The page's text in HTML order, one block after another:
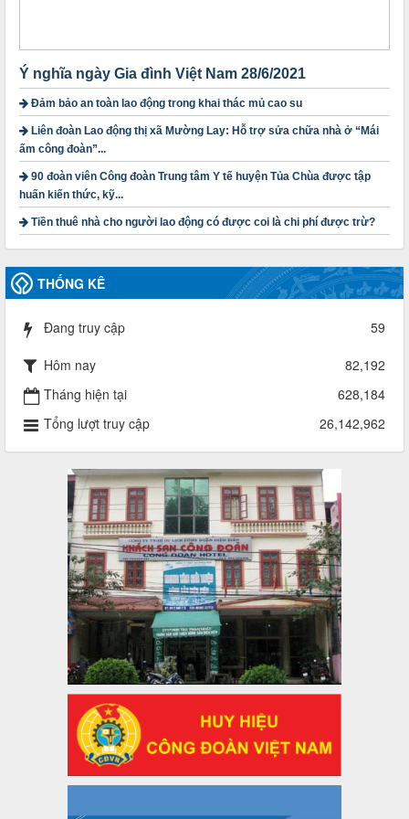
Công văn hướng dẫn công tác quả lý tài chính, tài sản công
đoàn khi đơn vị sát nhập, chấm dứt hoạt động
Thời gian đăng: 13/04/2025
lượt xem: 2009 | lượt tải:724
60/TB-LĐLĐ
Thông báo công khai dự toán thu, chi tài chính công đoàn
LĐLĐ tỉnh Điện Biên năm 2025
Thời gian đăng: 28/04/2025
lượt xem: 826 | lượt tải:287
485/QĐ-LĐLĐ
Quyết định về việc công bố công khai quyết toán ngân sách
nhà nước năm 2024
lượt xem: 923 | lượt tải:261
Công văn số 2930/TLĐ-TC, ngày 31/12/2024 của Tổng
LĐLĐ Việt Nam về việc quy định tỷ lệ phân phối tự động
KPCĐ 2% qua tài khoản Công đoàn Việt Nam về các cấp
Công đoàn năm 2025
lượt xem: 1068 | lượt tải:439
47-TTCĐ/BTGTU
Thông tin chuyên đề: Một số nôi dung về sắp xếp tổ chức bộ
máy của hệ thống chính trị tinh gọn, hoạt động hiệu lực, hiệu
Thời gian đăng: 25/12/2024
lượt xem: 1228 | lượt tải:342
37/HD-TLĐ
Hướng dẫn Công đoàn với việc tổ chức và hoạt động của
Ban Thanh tra Nhân dân
Thời gian đăng: 27/12/2024
lượt xem: 4957 | lượt tải:1358
35/HD-TLĐ
Hướng dẫn thực hiện một số nội dung chi liên quan đến
công tác kiểm tra, giám sát tại Công đoàn cơ sở
Thời gian đăng: 27/12/2024
lượt xem: 2082 | lượt tải:513
Luật Công đoàn 2024
Ý nghĩa ngày Gia đình Việt Nam 28/6/2021
Đảm bảo an toàn lao động trong khai thác mủ cao su
Liên đoàn Lao động thị xã Mường Lay: Hỗ trợ sửa chữa nhà ở “Mái
ấm công đoàn”...
90 đoàn viên Công đoàn Trung tâm Y tế huyện Tủa Chùa được tập
huấn kiến thức, kỹ...
Tiền thuê nhà cho người lao động có được coi là chi phí được trừ?
THỐNG KÊ
Đang truy cập 59
Hôm nay
82,192
Tháng hiện tại
628,184
Tổng lượt truy cập
26,142,962